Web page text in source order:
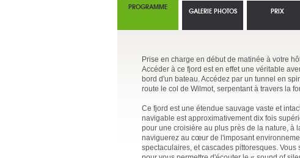
PROGRAMME
Prise en charge en début de matinée à votre
Accéder à ce fjord est en effet une véritable
bord d'un bateau. Accédez par un tunnel en
route le col de Wilmot, serpentant à travers la
Ce fjord est une étendue sauvage vaste et
navigable est approximativement dix fois
pour une croisière au plus près de la nature, à
naviguerez au cœur de l'imposant
spectaculaires, et cascades pittoresques.
GALERIE PHOTOS PRIX